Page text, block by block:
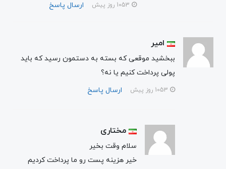
ارسال پاسخ
امیر
ببخشید موقعی که بسته به دستمون رسید که باید
پولی پرداخت کنیم یا نه؟
ارسال پاسخ
مختاری
سلام وقت بخیر
خیر هزینه پست رو ما پرداخت کردیم